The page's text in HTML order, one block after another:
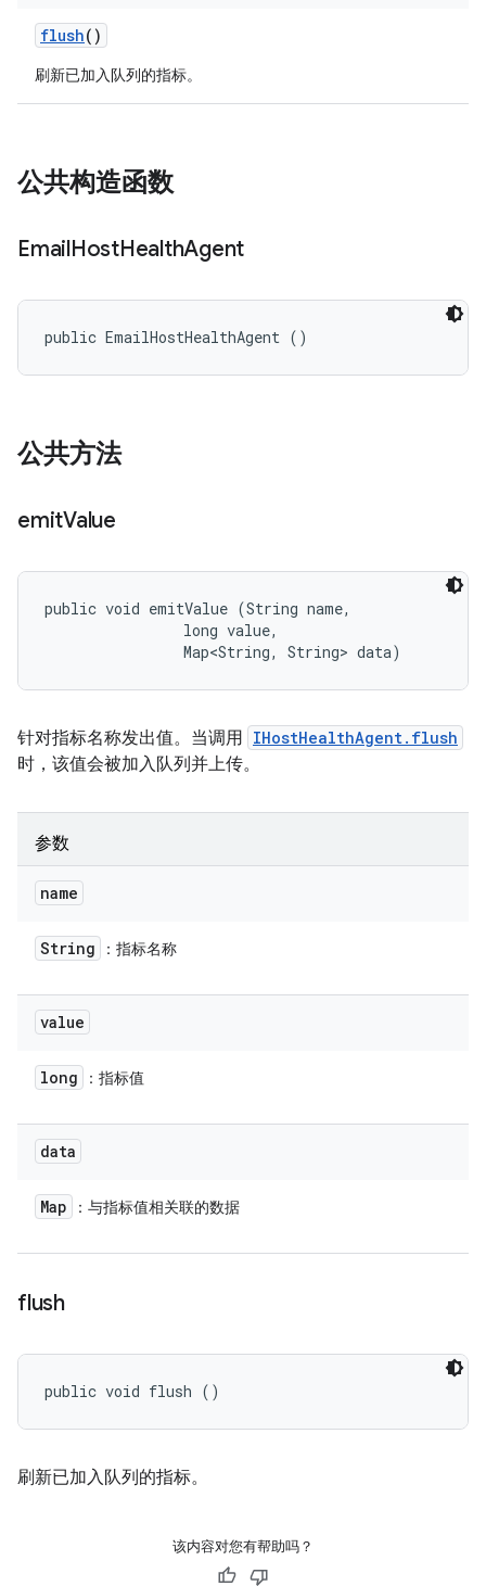
flush()
刷新已加入队列的指标。
公共构造函数
EmailHostHealthAgent
public EmailHostHealthAgent ()
公共方法
emitValue
public void emitValue (String name,
                long value,
                Map<String, String> data)
针对指标名称发出值。当调用 IHostHealthAgent.flush
时，该值会被加入队列并上传。
参数
name
String ：指标名称
value
long ：指标值
data
Map ：与指标值相关联的数据
flush
public void flush ()
刷新已加入队列的指标。
该内容对您有帮助吗？